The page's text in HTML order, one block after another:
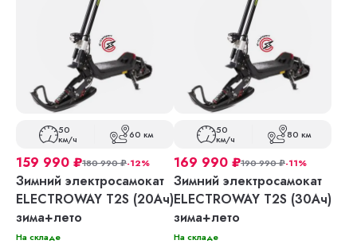
50
км/ч 60 км
159 990 ₽180 990₽-12%
Зимний электросамокат
ELECTROWAY T2S (20Ач)
зима+лето
На складе
50
км/ч 80 км
169 990 ₽190 990₽-11%
Зимний электросамокат
ELECTROWAY T2S (30Ач)
зима+лето
На складе